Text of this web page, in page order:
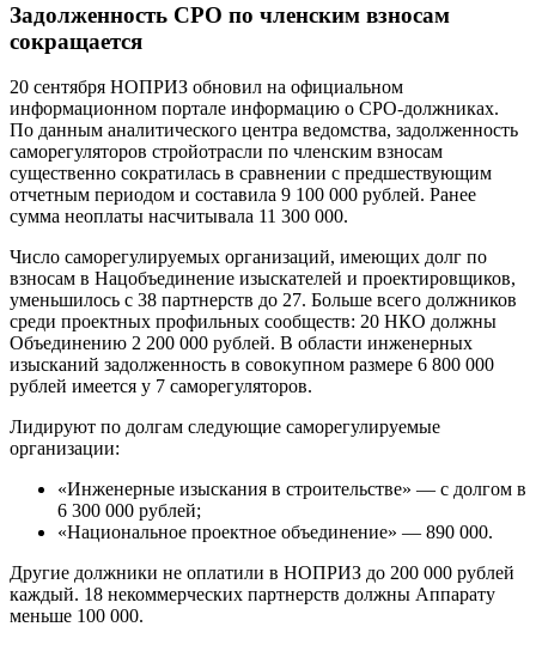
Задолженность СРО по членским взносам
сокращается
20 сентября НОПРИЗ обновил на официальном
информационном портале информацию о СРО-должниках.
По данным аналитического центра ведомства, задолженность
саморегуляторов стройотрасли по членским взносам
существенно сократилась в сравнении с предшествующим
отчетным периодом и составила 9 100 000 рублей. Ранее
сумма неоплаты насчитывала 11 300 000.
Число саморегулируемых организаций, имеющих долг по
взносам в Нацобъединение изыскателей и проектировщиков,
уменьшилось с 38 партнерств до 27. Больше всего должников
среди проектных профильных сообществ: 20 НКО должны
Объединению 2 200 000 рублей. В области инженерных
изысканий задолженность в совокупном размере 6 800 000
рублей имеется у 7 саморегуляторов.
Лидируют по долгам следующие саморегулируемые
организации:
«Инженерные изыскания в строительстве» — с долгом в
6 300 000 рублей;
«Национальное проектное объединение» — 890 000.
Другие должники не оплатили в НОПРИЗ до 200 000 рублей
каждый. 18 некоммерческих партнерств должны Аппарату
меньше 100 000.